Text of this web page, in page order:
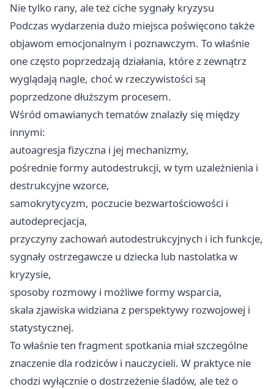
Nie tylko rany, ale też ciche sygnały kryzysu
Podczas wydarzenia dużo miejsca poświęcono także
objawom emocjonalnym i poznawczym. To właśnie
one często poprzedzają działania, które z zewnątrz
wyglądają nagle, choć w rzeczywistości są
poprzedzone dłuższym procesem.
Wśród omawianych tematów znalazły się między
innymi:
autoagresja fizyczna i jej mechanizmy,
pośrednie formy autodestrukcji, w tym uzależnienia i
destrukcyjne wzorce,
samokrytycyzm, poczucie bezwartościowości i
autodeprecjacja,
przyczyny zachowań autodestrukcyjnych i ich funkcje,
sygnały ostrzegawcze u dziecka lub nastolatka w
kryzysie,
sposoby rozmowy i możliwe formy wsparcia,
skala zjawiska widziana z perspektywy rozwojowej i
statystycznej.
To właśnie ten fragment spotkania miał szczególne
znaczenie dla rodziców i nauczycieli. W praktyce nie
chodzi wyłącznie o dostrzeżenie śladów, ale też o